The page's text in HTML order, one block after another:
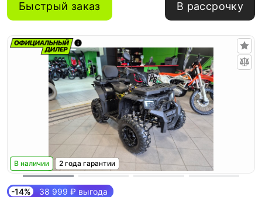
Быстрый заказ В рассрочку
В наличии 2 года гарантии
-14% 38 999 ₽ выгода